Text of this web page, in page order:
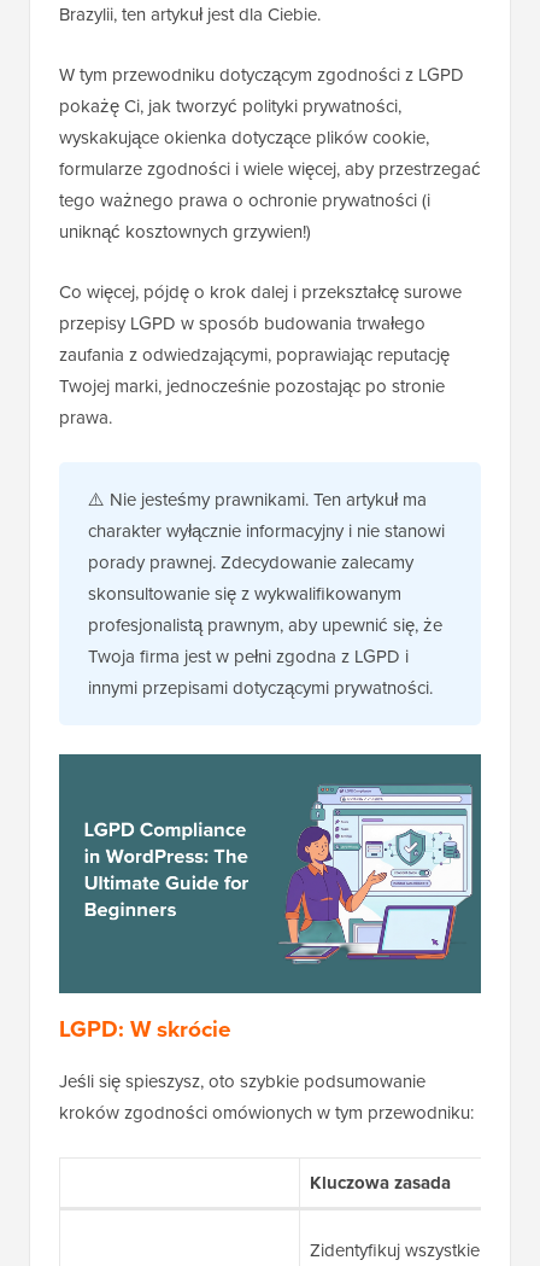
Brazylii, ten artykuł jest dla Ciebie.
W tym przewodniku dotyczącym zgodności z LGPD
pokażę Ci, jak tworzyć polityki prywatności,
wyskakujące okienka dotyczące plików cookie,
formularze zgodności i wiele więcej, aby przestrzegać
tego ważnego prawa o ochronie prywatności (i
uniknąć kosztownych grzywien!)
Co więcej, pójdę o krok dalej i przekształcę surowe
przepisy LGPD w sposób budowania trwałego
zaufania z odwiedzającymi, poprawiając reputację
Twojej marki, jednocześnie pozostając po stronie
prawa.
⚠️ Nie jesteśmy prawnikami. Ten artykuł ma
charakter wyłącznie informacyjny i nie stanowi
porady prawnej. Zdecydowanie zalecamy
skonsultowanie się z wykwalifikowanym
profesjonalistą prawnym, aby upewnić się, że
Twoja firma jest w pełni zgodna z LGPD i
innymi przepisami dotyczącymi prywatności.
LGPD: W skrócie
Jeśli się spieszysz, oto szybkie podsumowanie
kroków zgodności omówionych w tym przewodniku:
Kluczowa zasada
Zidentyfikuj wszystkie dane